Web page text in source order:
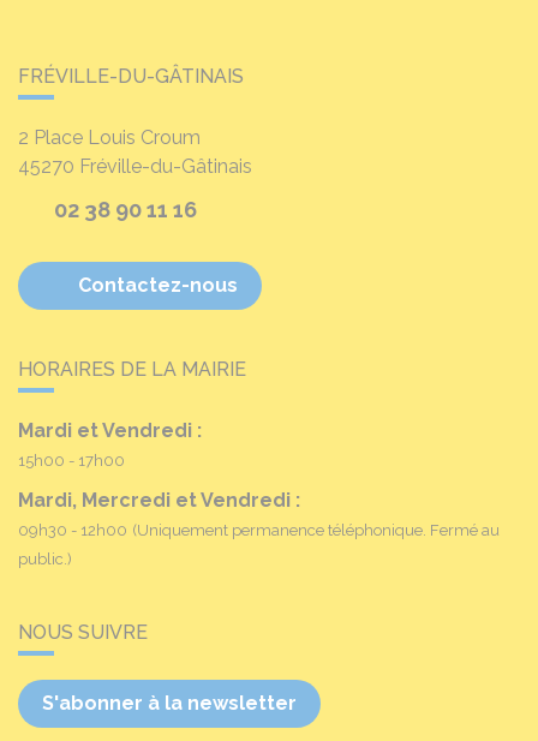
FRÉVILLE-DU-GÂTINAIS
2 Place Louis Croum
45270 Fréville-du-Gâtinais
02 38 90 11 16
Contactez-nous
HORAIRES DE LA MAIRIE
Mardi et Vendredi :
15h00 - 17h00
Mardi, Mercredi et Vendredi :
09h30 - 12h00 (Uniquement permanence téléphonique. Fermé au
public.)
NOUS SUIVRE
S'abonner à la newsletter